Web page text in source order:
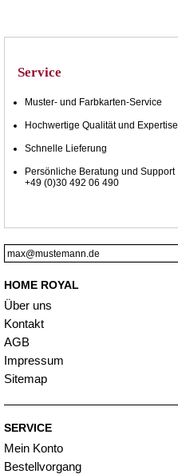
Service
Muster- und Farbkarten-Service
Hochwertige Qualität und Expertise
Schnelle Lieferung
Persönliche Beratung und Support
+49 (0)30 492 06 490
HOME ROYAL
Über uns
Kontakt
AGB
Impressum
Sitemap
SERVICE
Mein Konto
Bestellvorgang